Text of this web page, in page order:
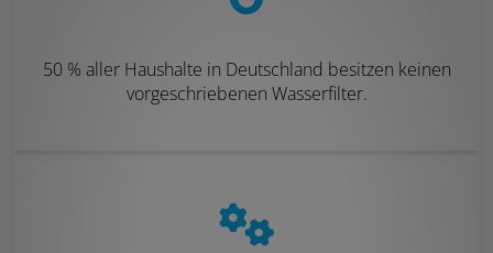
50 % aller Haushalte in Deutschland besitzen keinen
vorgeschriebenen Wasserfilter.